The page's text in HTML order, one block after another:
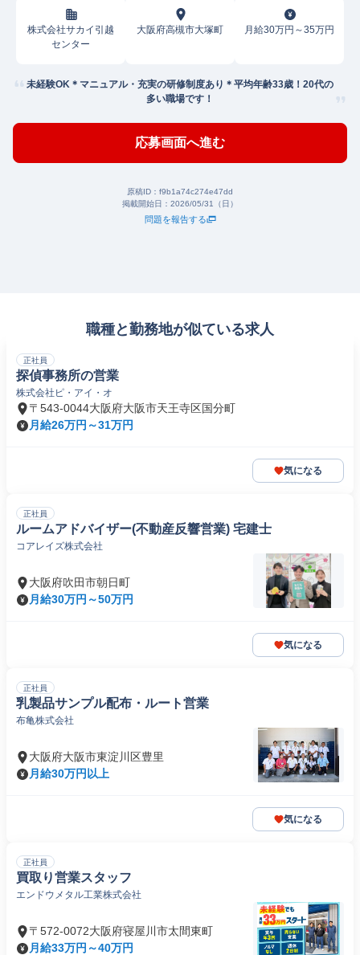
株式会社サカイ引越
センター
大阪府高槻市大塚町 月給30万円～35万円
未経験OK＊マニュアル・充実の研修制度あり＊平均年齢33歳！20代の
多い職場です！
応募画面へ進む
原稿ID： f9b1a74c274e47dd
掲載開始日： 2026/05/31（日）
問題を報告する
職種と勤務地が似ている求人
正社員
探偵事務所の営業
株式会社ピ・アイ・オ
〒543-0044大阪府大阪市天王寺区国分町
月給26万円～31万円
気になる
正社員
ルームアドバイザー(不動産反響営業) 宅建士
コアレイズ株式会社
大阪府吹田市朝日町
月給30万円～50万円
気になる
正社員
乳製品サンプル配布・ルート営業
布亀株式会社
大阪府大阪市東淀川区豊里
月給30万円以上
気になる
正社員
買取り営業スタッフ
エンドウメタル工業株式会社
〒572-0072大阪府寝屋川市太間東町
月給33万円～40万円